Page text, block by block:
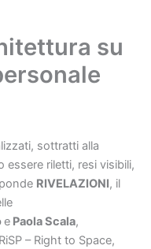
su
sottratti alla
riletti, resi visibili,
RIVELAZIONI, il
e Paola Scala,
– Right to Space,